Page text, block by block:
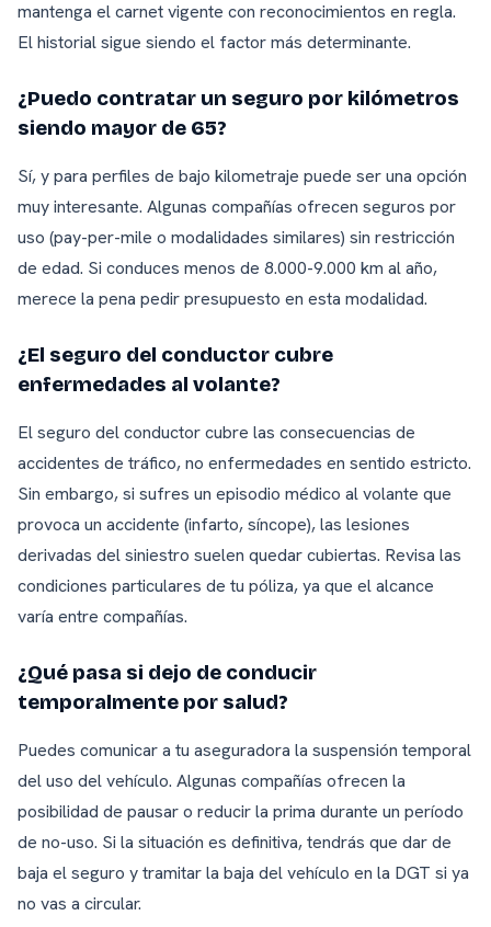
mantenga el carnet vigente con reconocimientos en regla.
El historial sigue siendo el factor más determinante.
¿Puedo contratar un seguro por kilómetros
siendo mayor de 65?
Sí, y para perfiles de bajo kilometraje puede ser una opción
muy interesante. Algunas compañías ofrecen seguros por
uso (pay-per-mile o modalidades similares) sin restricción
de edad. Si conduces menos de 8.000-9.000 km al año,
merece la pena pedir presupuesto en esta modalidad.
¿El seguro del conductor cubre
enfermedades al volante?
El seguro del conductor cubre las consecuencias de
accidentes de tráfico, no enfermedades en sentido estricto.
Sin embargo, si sufres un episodio médico al volante que
provoca un accidente (infarto, síncope), las lesiones
derivadas del siniestro suelen quedar cubiertas. Revisa las
condiciones particulares de tu póliza, ya que el alcance
varía entre compañías.
¿Qué pasa si dejo de conducir
temporalmente por salud?
Puedes comunicar a tu aseguradora la suspensión temporal
del uso del vehículo. Algunas compañías ofrecen la
posibilidad de pausar o reducir la prima durante un período
de no-uso. Si la situación es definitiva, tendrás que dar de
baja el seguro y tramitar la baja del vehículo en la DGT si ya
no vas a circular.